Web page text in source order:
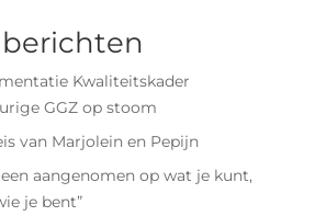
Kwaliteitskader
GGZ op stoom
van Marjolein en Pepijn
aangenomen op wat je kunt,
je bent”